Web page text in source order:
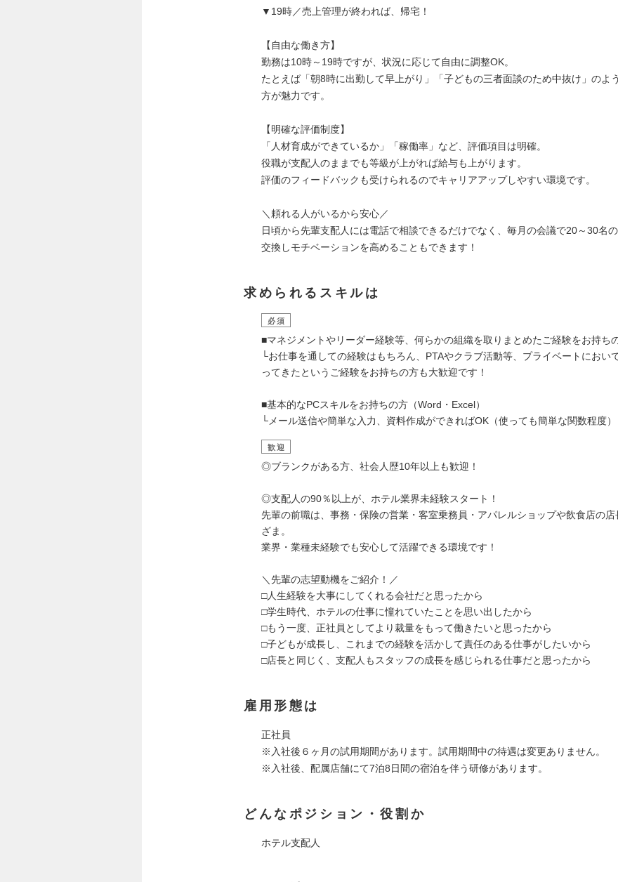
▼19時／売上管理が終われば、帰宅！
【自由な働き方】
勤務は10時～19時ですが、状況に応じて自由に調整OK。
たとえば「朝8時に出勤して早上がり」「子どもの三者面談のため中抜け」のよ
方が魅力です。
【明確な評価制度】
「人材育成ができているか」「稼働率」など、評価項目は明確。
役職が支配人のままでも等級が上がれば給与も上がります。
評価のフィードバックも受けられるのでキャリアアップしやすい環境です。
＼頼れる人がいるから安心／
日頃から先輩支配人には電話で相談できるだけでなく、毎月の会議で20～30名
交換しモチベーションを高めることもできます！
求められるスキルは
必須
■マネジメントやリーダー経験等、何らかの組織を取りまとめたご経験をお持ち
└お仕事を通しての経験はもちろん、PTAやクラブ活動等、プライベートにおい
ってきたというご経験をお持ちの方も大歓迎です！
■基本的なPCスキルをお持ちの方（Word・Excel）
└メール送信や簡単な入力、資料作成ができればOK（使っても簡単な関数程度）
歓迎
◎ブランクがある方、社会人歴10年以上も歓迎！
◎支配人の90％以上が、ホテル業界未経験スタート！
先輩の前職は、事務・保険の営業・客室乗務員・アパレルショップや飲食店の店
ざま。
業界・業種未経験でも安心して活躍できる環境です！
＼先輩の志望動機をご紹介！／
□人生経験を大事にしてくれる会社だと思ったから
□学生時代、ホテルの仕事に憧れていたことを思い出したから
□もう一度、正社員としてより裁量をもって働きたいと思ったから
□子どもが成長し、これまでの経験を活かして責任のある仕事がしたいから
□店長と同じく、支配人もスタッフの成長を感じられる仕事だと思ったから
雇用形態は
正社員
※入社後６ヶ月の試用期間があります。試用期間中の待遇は変更ありません。
※入社後、配属店舗にて7泊8日間の宿泊を伴う研修があります。
どんなポジション・役割か
ホテル支配人